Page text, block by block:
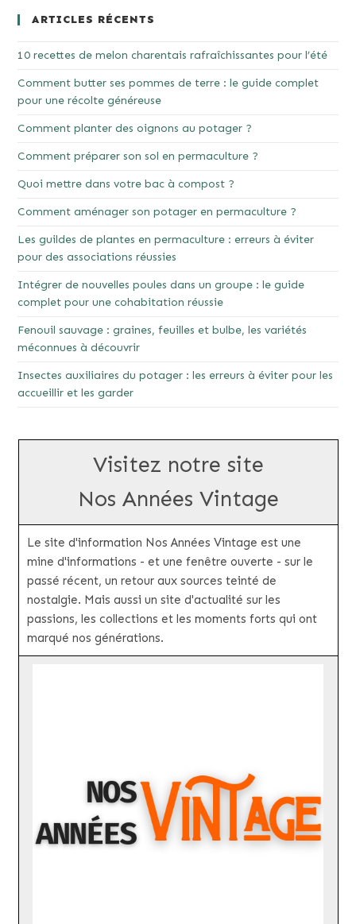
ARTICLES RÉCENTS
10 recettes de melon charentais rafraîchissantes pour l’été
Comment butter ses pommes de terre : le guide complet
pour une récolte généreuse
Comment planter des oignons au potager ?
Comment préparer son sol en permaculture ?
Quoi mettre dans votre bac à compost ?
Comment aménager son potager en permaculture ?
Les guildes de plantes en permaculture : erreurs à éviter
pour des associations réussies
Intégrer de nouvelles poules dans un groupe : le guide
complet pour une cohabitation réussie
Fenouil sauvage : graines, feuilles et bulbe, les variétés
méconnues à découvrir
Insectes auxiliaires du potager : les erreurs à éviter pour les
accueillir et les garder
Visitez notre site
Nos Années Vintage
Le site d'information Nos Années Vintage est une
mine d'informations - et une fenêtre ouverte - sur le
passé récent, un retour aux sources teinté de
nostalgie. Mais aussi un site d'actualité sur les
passions, les collections et les moments forts qui ont
marqué nos générations.